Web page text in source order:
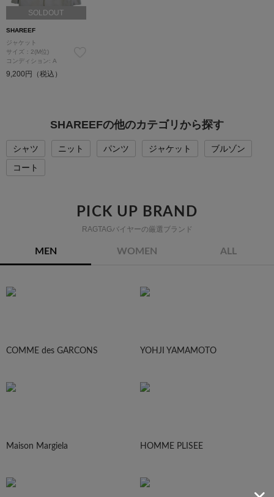
SOLDOUT
SHAREEF
ジャケット
サイズ：2(M位)
コンディション: A
9,200円（税込）
SHAREEFの他のカテゴリから探す
シャツ ニット パンツ ジャケット
ブルゾン
コート
PICK UP BRAND
RAGTAGバイヤーの厳選ブランド
MEN WOMEN ALL
COMME des GARCONS YOHJI YAMAMOTO
Maison Margiela HOMME PLISEE